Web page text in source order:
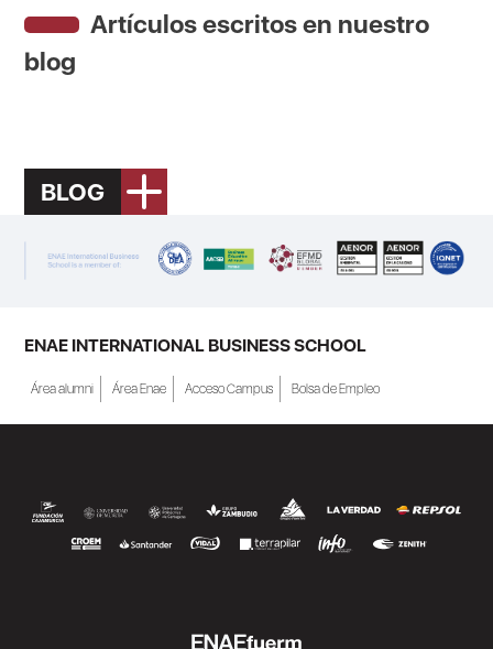
Artículos escritos en nuestro
blog
BLOG
ENAE INTERNATIONAL BUSINESS SCHOOL
Área alumni Área Enae Acceso Campus Bolsa de Empleo